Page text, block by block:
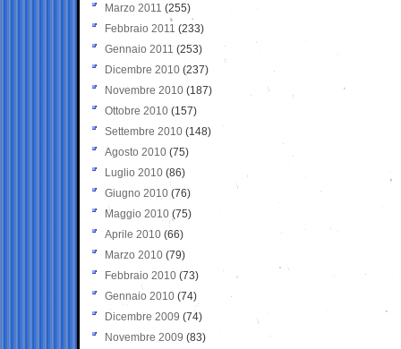
Marzo 2011 (255)
Febbraio 2011 (233)
Gennaio 2011 (253)
Dicembre 2010 (237)
Novembre 2010 (187)
Ottobre 2010 (157)
Settembre 2010 (148)
Agosto 2010 (75)
Luglio 2010 (86)
Giugno 2010 (76)
Maggio 2010 (75)
Aprile 2010 (66)
Marzo 2010 (79)
Febbraio 2010 (73)
Gennaio 2010 (74)
Dicembre 2009 (74)
Novembre 2009 (83)